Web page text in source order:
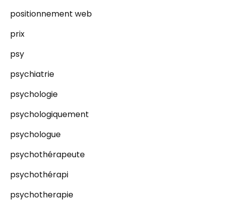
positionnement web
prix
psy
psychiatrie
psychologie
psychologiquement
psychologue
psychothérapeute
psychothérapi
psychotherapie